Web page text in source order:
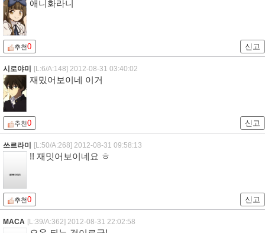
애니화라니
추천0 신고
시로야미 [L:6/A:148] 2012-08-31 03:40:02
재밌어보이네 이거
추천0 신고
쓰르라미 [L:50/A:268] 2012-08-31 09:58:13
!! 재밋어보이네요 ㅎ
추천0 신고
MACA [L:39/A:362] 2012-08-31 22:02:58